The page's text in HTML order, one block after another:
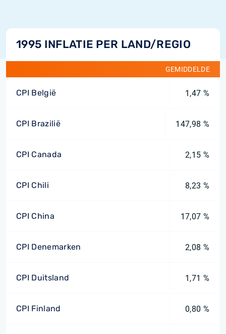
1995 INFLATIE PER LAND/REGIO
GEMIDDELDE
CPI België 1,47 %
CPI Brazilië 147,98 %
CPI Canada 2,15 %
CPI Chili 8,23 %
CPI China 17,07 %
CPI Denemarken 2,08 %
CPI Duitsland 1,71 %
CPI Finland 0,80 %